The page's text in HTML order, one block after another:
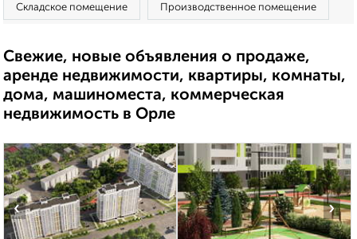
Складское помещение Производственное помещение
Свежие, новые объявления о продаже,
аренде недвижимости, квартиры, комнаты,
дома, машиноместа, коммерческая
недвижимость в Орле
‹ ›